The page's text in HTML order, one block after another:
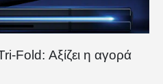
Fold: Αξίζει η αγορά